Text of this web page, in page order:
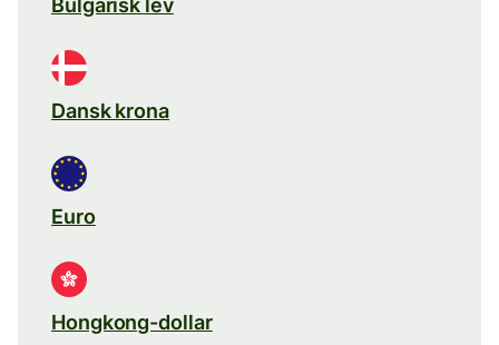
Bulgarisk lev
Dansk krona
Euro
Hongkong-dollar